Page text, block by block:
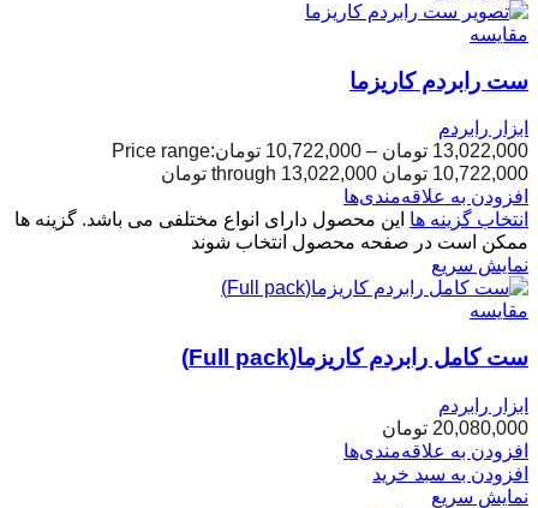
مقایسه
ست رابردم کاریزما
ابزار رابردم
13,022,000 تومان –
10,722,000 تومانPrice range:
10,722,000 تومان through 13,022,000 تومان
افزودن به علاقه‌مندی‌ها
انتخاب گزینه ها این محصول دارای انواع مختلفی می باشد. گزینه ها
ممکن است در صفحه محصول انتخاب شوند
نمایش سریع
مقایسه
ست کامل رابردم کاریزما(Full pack)
ابزار رابردم
20,080,000 تومان
افزودن به علاقه‌مندی‌ها
افزودن به سبد خرید
نمایش سریع